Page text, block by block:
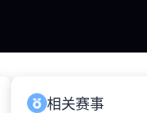
相关赛事